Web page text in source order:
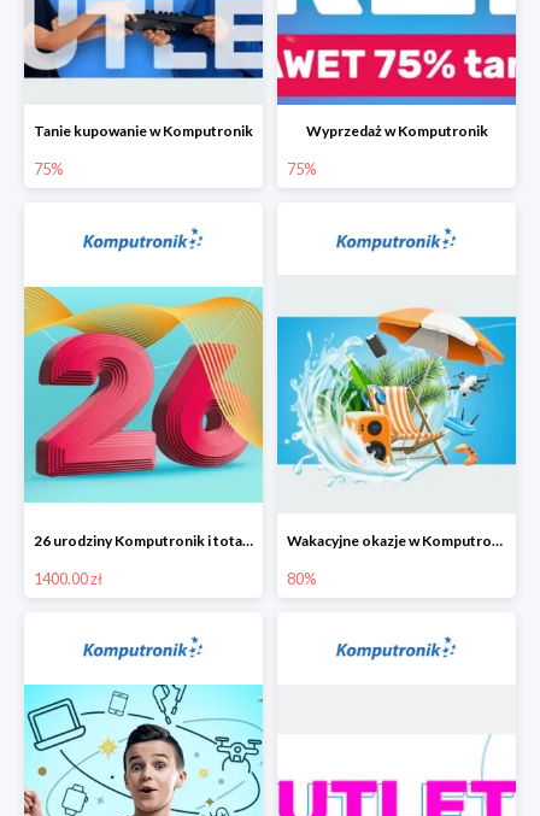
Tanie kupowanie w Komputronik
75%
Wyprzedaż w Komputronik
75%
26 urodziny Komputronik i totalna wyprzedaż!
1400.00 zł
Wakacyjne okazje w Komputronik do -80%
80%